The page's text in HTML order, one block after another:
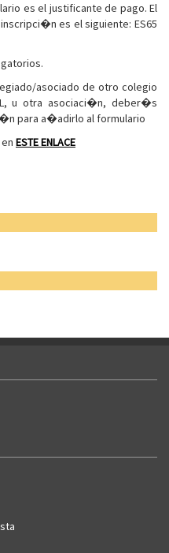
es el justificante de pago. El
es el siguiente: ES65
asociado de otro colegio
u otra asociaci�n, deber�s
para a�adirlo al formulario
ESTE ENLACE